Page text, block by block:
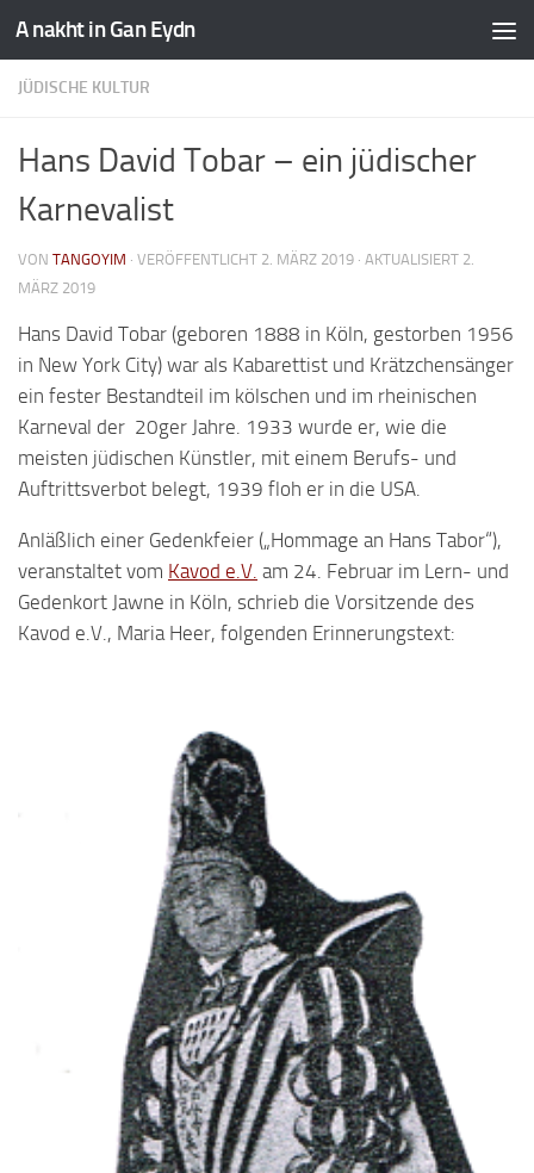
A nakht in Gan Eydn
JÜDISCHE KULTUR
Hans David Tobar – ein jüdischer
Karnevalist
VON TANGOYIM · VERÖFFENTLICHT 2. MÄRZ 2019 · AKTUALISIERT 2.
MÄRZ 2019
Hans David Tobar (geboren 1888 in Köln, gestorben 1956
in New York City) war als Kabarettist und Krätzchensänger
ein fester Bestandteil im kölschen und im rheinischen
Karneval der 20ger Jahre. 1933 wurde er, wie die
meisten jüdischen Künstler, mit einem Berufs- und
Auftrittsverbot belegt, 1939 floh er in die USA.
Anläßlich einer Gedenkfeier („Hommage an Hans Tabor“),
veranstaltet vom Kavod e.V. am 24. Februar im Lern- und
Gedenkort Jawne in Köln, schrieb die Vorsitzende des
Kavod e.V., Maria Heer, folgenden Erinnerungstext: